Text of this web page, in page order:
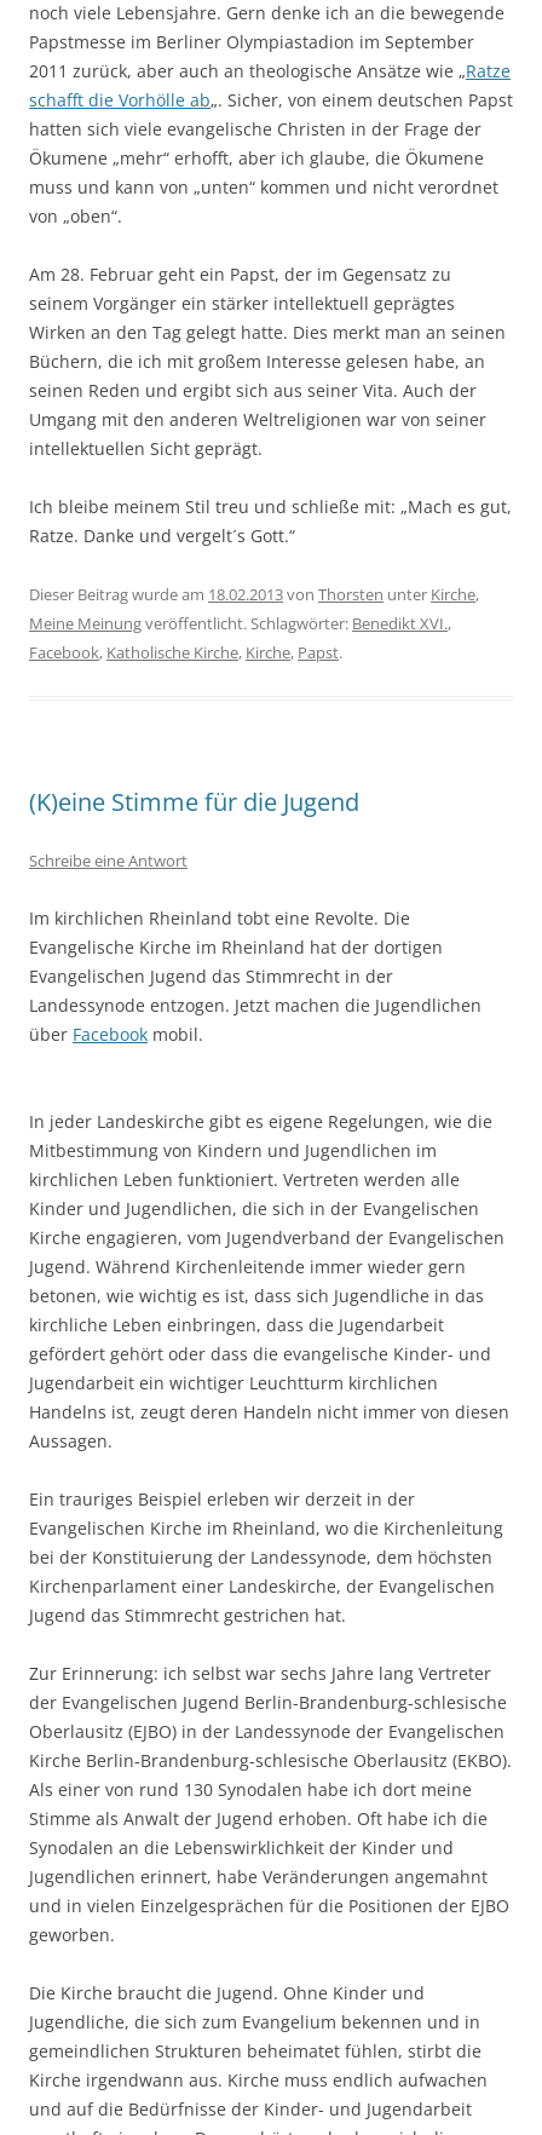
noch viele Lebensjahre. Gern denke ich an die bewegende
Papstmesse im Berliner Olympiastadion im September
2011 zurück, aber auch an theologische Ansätze wie „Ratze
schafft die Vorhölle ab„. Sicher, von einem deutschen Papst
hatten sich viele evangelische Christen in der Frage der
Ökumene „mehr“ erhofft, aber ich glaube, die Ökumene
muss und kann von „unten“ kommen und nicht verordnet
von „oben“.
Am 28. Februar geht ein Papst, der im Gegensatz zu
seinem Vorgänger ein stärker intellektuell geprägtes
Wirken an den Tag gelegt hatte. Dies merkt man an seinen
Büchern, die ich mit großem Interesse gelesen habe, an
seinen Reden und ergibt sich aus seiner Vita. Auch der
Umgang mit den anderen Weltreligionen war von seiner
intellektuellen Sicht geprägt.
Ich bleibe meinem Stil treu und schließe mit: „Mach es gut,
Ratze. Danke und vergelt´s Gott.“
Dieser Beitrag wurde am 18.02.2013von Thorsten unter Kirche,
Meine Meinungveröffentlicht. Schlagwörter: Benedikt XVI.,
Facebook, Katholische Kirche, Kirche, Papst.
(K)eine Stimme für die Jugend
Schreibe eine Antwort
Im kirchlichen Rheinland tobt eine Revolte. Die
Evangelische Kirche im Rheinland hat der dortigen
Evangelischen Jugend das Stimmrecht in der
Landessynode entzogen. Jetzt machen die Jugendlichen
über Facebook mobil.
In jeder Landeskirche gibt es eigene Regelungen, wie die
Mitbestimmung von Kindern und Jugendlichen im
kirchlichen Leben funktioniert. Vertreten werden alle
Kinder und Jugendlichen, die sich in der Evangelischen
Kirche engagieren, vom Jugendverband der Evangelischen
Jugend. Während Kirchenleitende immer wieder gern
betonen, wie wichtig es ist, dass sich Jugendliche in das
kirchliche Leben einbringen, dass die Jugendarbeit
gefördert gehört oder dass die evangelische Kinder- und
Jugendarbeit ein wichtiger Leuchtturm kirchlichen
Handelns ist, zeugt deren Handeln nicht immer von diesen
Aussagen.
Ein trauriges Beispiel erleben wir derzeit in der
Evangelischen Kirche im Rheinland, wo die Kirchenleitung
bei der Konstituierung der Landessynode, dem höchsten
Kirchenparlament einer Landeskirche, der Evangelischen
Jugend das Stimmrecht gestrichen hat.
Zur Erinnerung: ich selbst war sechs Jahre lang Vertreter
der Evangelischen Jugend Berlin-Brandenburg-schlesische
Oberlausitz (EJBO) in der Landessynode der Evangelischen
Kirche Berlin-Brandenburg-schlesische Oberlausitz (EKBO).
Als einer von rund 130 Synodalen habe ich dort meine
Stimme als Anwalt der Jugend erhoben. Oft habe ich die
Synodalen an die Lebenswirklichkeit der Kinder und
Jugendlichen erinnert, habe Veränderungen angemahnt
und in vielen Einzelgesprächen für die Positionen der EJBO
geworben.
Die Kirche braucht die Jugend. Ohne Kinder und
Jugendliche, die sich zum Evangelium bekennen und in
gemeindlichen Strukturen beheimatet fühlen, stirbt die
Kirche irgendwann aus. Kirche muss endlich aufwachen
und auf die Bedürfnisse der Kinder- und Jugendarbeit